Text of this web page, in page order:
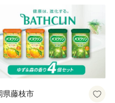
県藤枝市